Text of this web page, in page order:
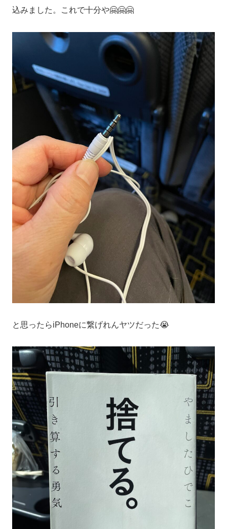
込みました。これで十分や🤗🤗🤗
と思ったらiPhoneに繋げれんヤツだった😭